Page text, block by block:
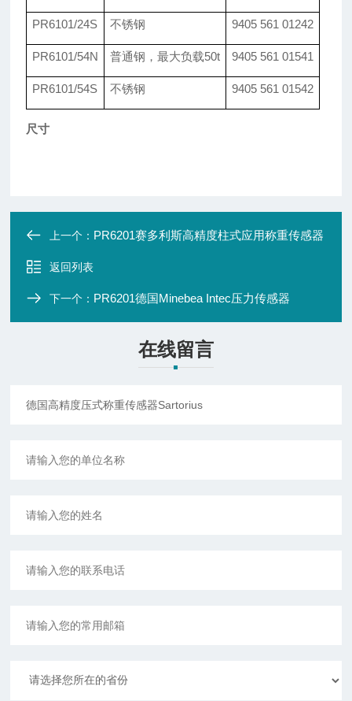
PR6101/24S 不锈钢 9405 561 01242
PR6101/54N 普通钢，最大负载50t 9405 561 01541
PR6101/54S 不锈钢 9405 561 01542
尺寸
上一个： PR6201赛多利斯高精度柱式应用称重传感器
返回列表
下一个： PR6201德国Minebea Intec压力传感器
在线留言